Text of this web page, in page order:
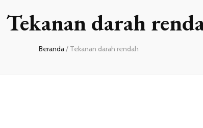
Tekanan darah
Beranda/ Tekanan darah rendah